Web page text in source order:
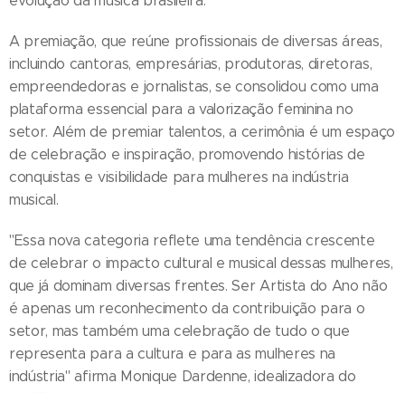
A premiação, que reúne profissionais de diversas áreas,
incluindo cantoras, empresárias, produtoras, diretoras,
empreendedoras e jornalistas, se consolidou como uma
plataforma essencial para a valorização feminina no
setor. Além de premiar talentos, a cerimônia é um espaço
de celebração e inspiração, promovendo histórias de
conquistas e visibilidade para mulheres na indústria
musical.
"Essa nova categoria reflete uma tendência crescente
de celebrar o impacto cultural e musical dessas mulheres,
que já dominam diversas frentes. Ser Artista do Ano não
é apenas um reconhecimento da contribuição para o
setor, mas também uma celebração de tudo o que
representa para a cultura e para as mulheres na
indústria" afirma Monique Dardenne, idealizadora do